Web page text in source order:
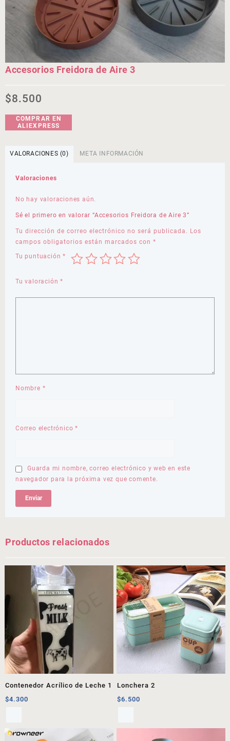
Accesorios Freidora de Aire 3
$8.500
COMPRAR EN
ALIEXPRESS
VALORACIONES (0) META INFORMACIÓN
Valoraciones
No hay valoraciones aún.
Sé el primero en valorar “Accesorios Freidora de Aire 3”
Tu dirección de correo electrónico no será publicada. Los
campos obligatorios están marcados con *
Tu puntuación*
Tu valoración*
Nombre *
Correo electrónico*
Guarda mi nombre, correo electrónico y web en este
navegador para la próxima vez que comente.
Productos relacionados
Contenedor Acrílico de Leche 1
$4.300
Lonchera 2
$6.500